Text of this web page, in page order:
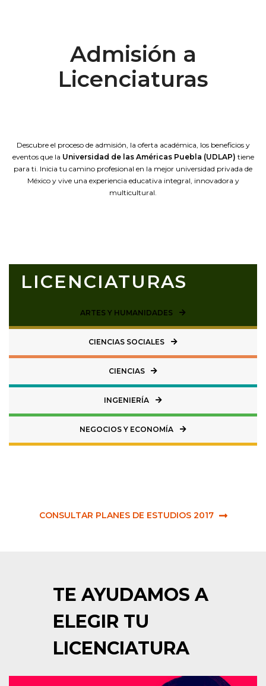
Admisión a
Licenciaturas
Descubre el proceso de admisión, la oferta académica, los beneficios y
eventos que la Universidad de las Américas Puebla (UDLAP) tiene
para ti. Inicia tu camino profesional en la mejor universidad privada de
México y vive una experiencia educativa integral, innovadora y
multicultural.
LICENCIATURAS
ARTES Y HUMANIDADES
CIENCIAS SOCIALES
CIENCIAS
INGENIERÍA
NEGOCIOS Y ECONOMÍA
CONSULTAR PLANES DE ESTUDIOS 2017
TE AYUDAMOS A
ELEGIR TU
LICENCIATURA